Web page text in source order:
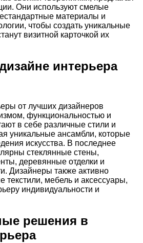
Они используют смелые
материалы и
чтобы создать уникальные
визитной карточкой их
интерьера
от лучших дизайнеров
функциональностью и
в себе различные стили и
уникальные ансамбли, которые
искусства. В последнее
стеклянные стены,
деревянные отделки и
Дизайнеры также активно
текстили, мебель и аксессуары,
индивидуальности и
решения в